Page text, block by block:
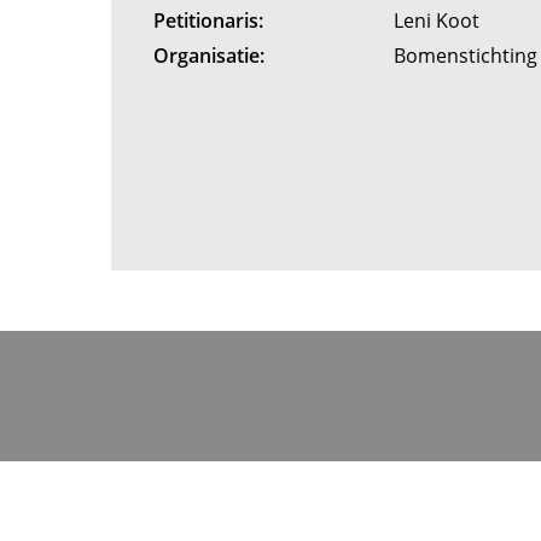
Petitionaris:
Leni Koot
Organisatie: